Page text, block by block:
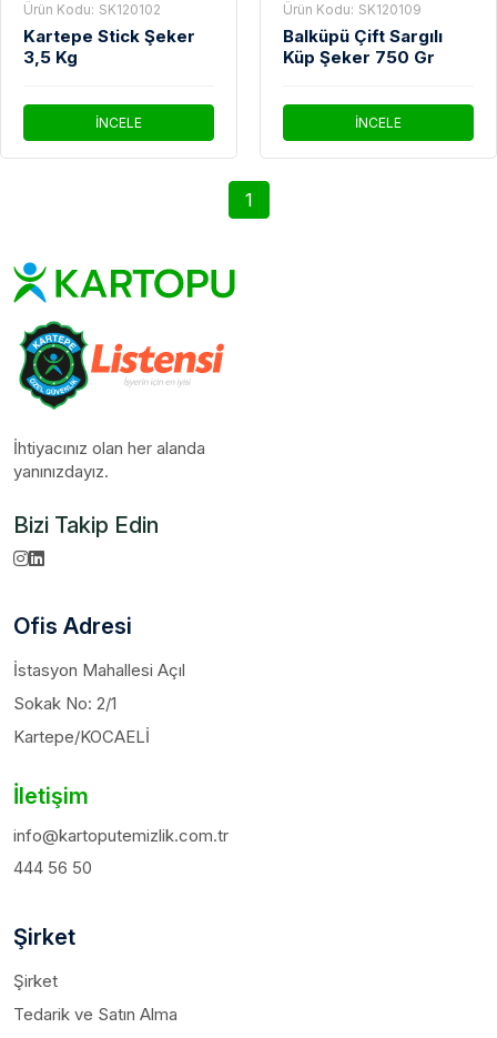
Ürün Kodu: SK120102
Kartepe Stick Şeker
3,5 Kg
İNCELE
Ürün Kodu: SK120109
Balküpü Çift Sargılı
Küp Şeker 750 Gr
İNCELE
1
İhtiyacınız olan her alanda
yanınızdayız.
Bizi Takip Edin
Ofis Adresi
İstasyon Mahallesi Açıl
Sokak No: 2/1
Kartepe/KOCAELİ
İletişim
info@kartoputemizlik.com.tr
444 56 50
Şirket
Şirket
Tedarik ve Satın Alma